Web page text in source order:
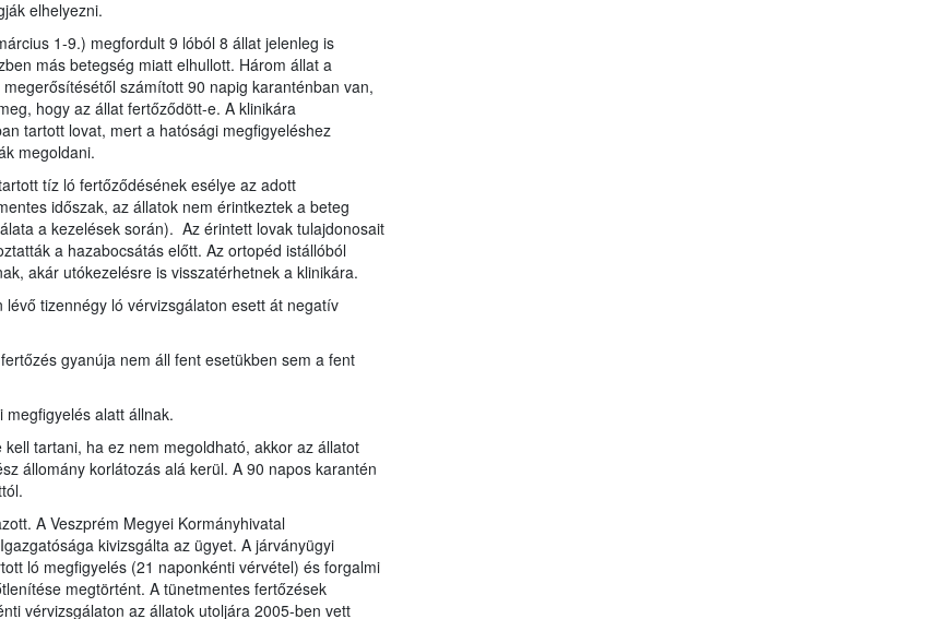
elhelyezni.
1-9.) megfordult 9 lóból 8 állat jelenleg is
más betegség miatt elhullott. Három állat a
számított 90 napig karanténban van,
hogy az állat fertőződött-e. A klinikára
tartott lovat, mert a hatósági megfigyeléshez
megoldani.
tíz ló fertőződésének esélye az adott
időszak, az állatok nem érintkeztek a beteg
a kezelések során). Az érintett lovak tulajdonosait
a hazabocsátás előtt. Az ortopéd istállóból
akár utókezelésre is visszatérhetnek a klinikára.
tizennégy ló vérvizsgálaton esett át negatív
gyanúja nem áll fent esetükben sem a fent
alatt állnak.
tartani, ha ez nem megoldható, akkor az állatot
állomány korlátozás alá kerül. A 90 napos karantén
A Veszprém Megyei Kormányhivatal
kivizsgálta az ügyet. A járványügyi
ló megfigyelés (21 naponkénti vérvétel) és forgalmi
megtörtént. A tünetmentes fertőzések
vérvizsgálaton az állatok utoljára 2005-ben vett